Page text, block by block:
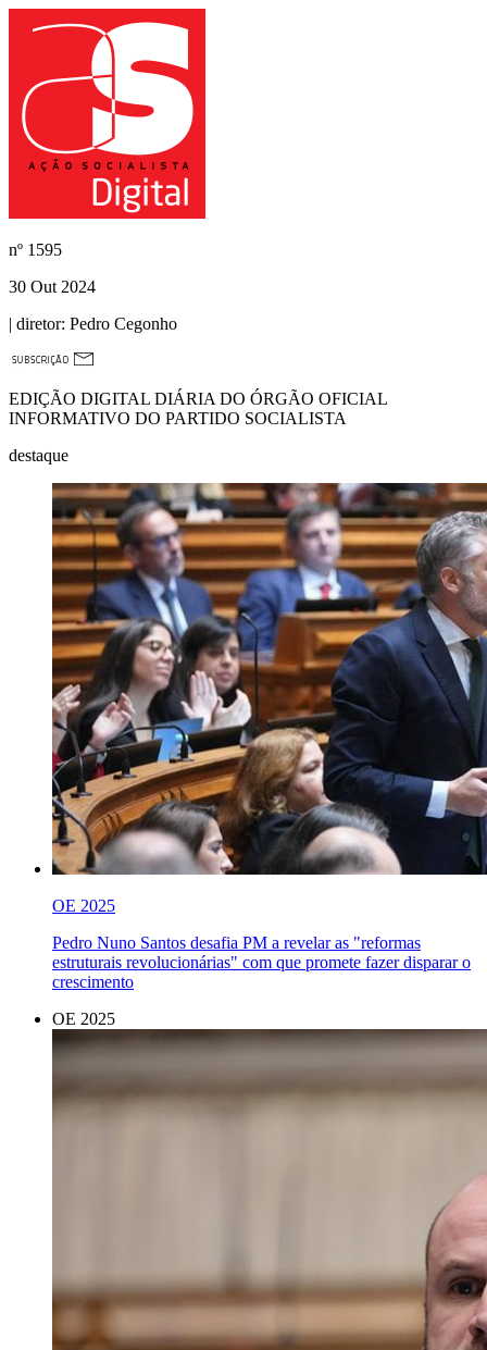
nº 1595
30 Out 2024
| diretor: Pedro Cegonho
EDIÇÃO DIGITAL DIÁRIA DO ÓRGÃO OFICIAL
INFORMATIVO DO PARTIDO SOCIALISTA
destaque
OE 2025
Pedro Nuno Santos desafia PM a revelar as "reformas
estruturais revolucionárias" com que promete fazer disparar o
crescimento
OE 2025